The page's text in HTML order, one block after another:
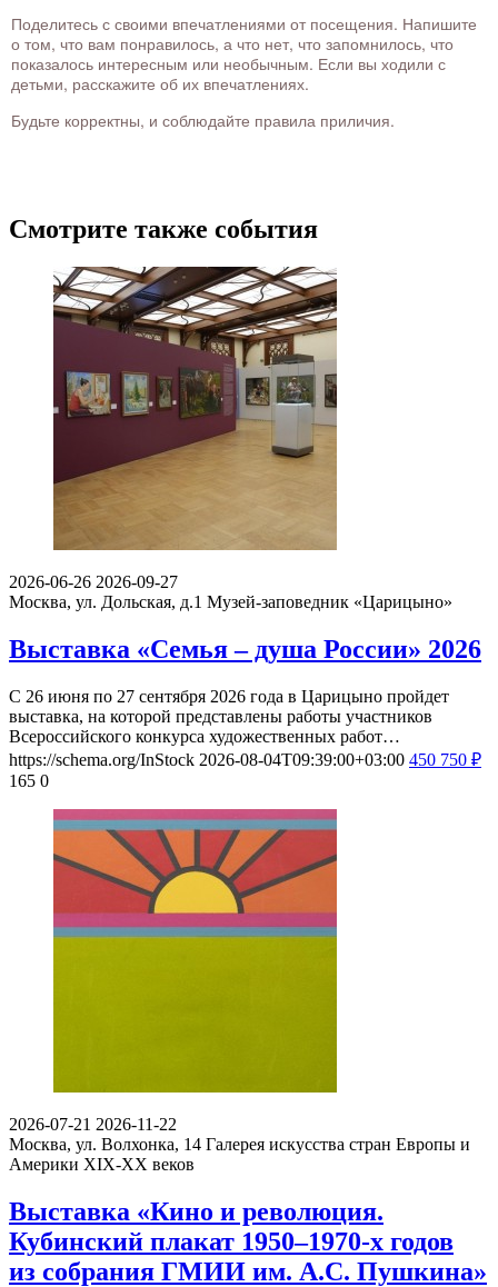
Поделитесь с своими впечатлениями от посещения. Напишите
о том, что вам понравилось, а что нет, что запомнилось, что
показалось интересным или необычным. Если вы ходили с
детьми, расскажите об их впечатлениях.
Будьте корректны, и соблюдайте правила приличия.
Смотрите также события
2026-06-26 2026-09-27
Москва, ул. Дольская, д.1 Музей-заповедник «Царицыно»
Выставка «Семья – душа России» 2026
С 26 июня по 27 сентября 2026 года в Царицыно пройдет
выставка, на которой представлены работы участников
Всероссийского конкурса художественных работ…
https://schema.org/InStock 2026-08-04T09:39:00+03:00 450 750 ₽
165 0
2026-07-21 2026-11-22
Москва, ул. Волхонка, 14 Галерея искусства стран Европы и
Америки XIX-ХХ веков
Выставка «Кино и революция.
Кубинский плакат 1950–1970-х годов
из собрания ГМИИ им. А.С. Пушкина»